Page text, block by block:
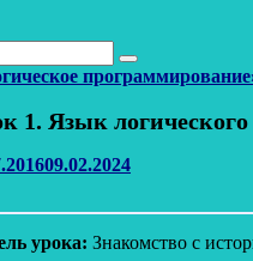
Поиск
программирование
1. Язык
09.02.2024
урока: Знакомство с